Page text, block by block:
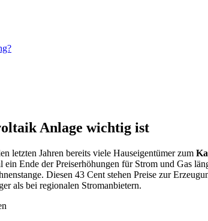
Anlage wichtig ist
letzten Jahren bereits viele Hauseigentümer zum
ein Ende der Preiserhöhungen für Strom und Gas
Diesen 43 Cent stehen Preise zur
als bei regionalen Stromanbietern.